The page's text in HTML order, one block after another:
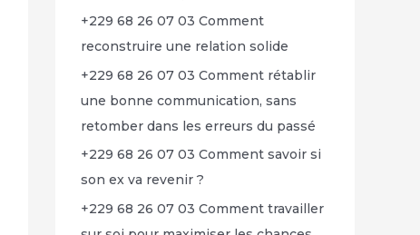
+229 68 26 07 03 Comment
reconstruire une relation solide
+229 68 26 07 03 Comment rétablir
une bonne communication, sans
retomber dans les erreurs du passé
+229 68 26 07 03 Comment savoir si
son ex va revenir ?
+229 68 26 07 03 Comment travailler